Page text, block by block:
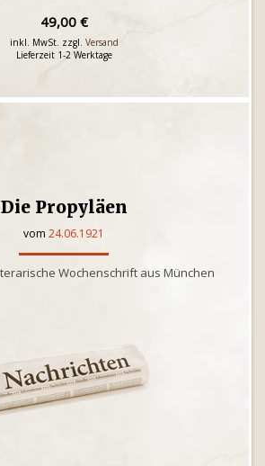
49,00 €
inkl. MwSt. zzgl. Versand
Lieferzeit 1-2 Werktage
Die Propyläen
vom 24.06.1921
Wochenschrift aus München